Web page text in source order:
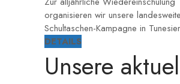
organisieren wir unsere landesweite
Schultaschen-Kampagne in
DETAILS
Unsere